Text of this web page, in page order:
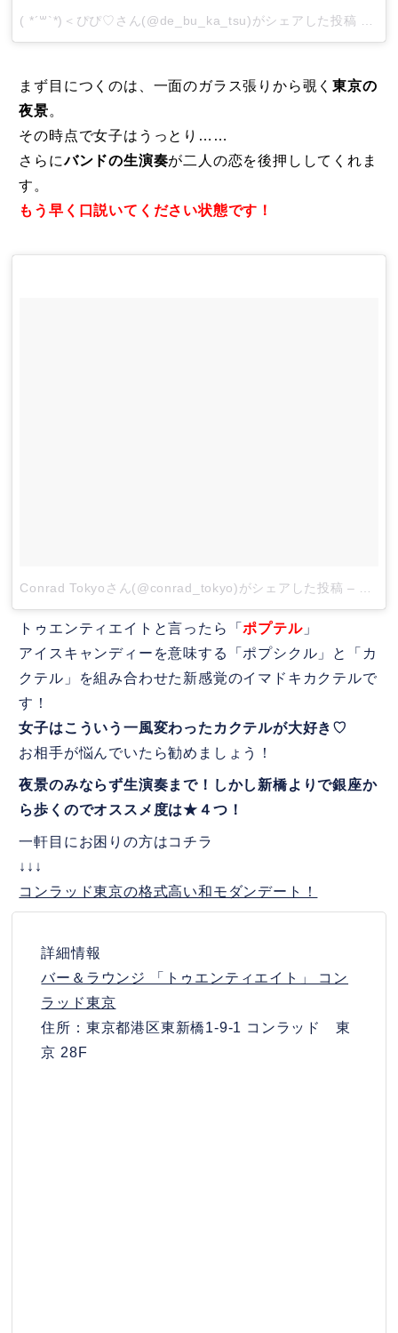
( *´꒳`*)＜ぴぴ♡さん(@de_bu_ka_tsu)がシェアした投稿
まず目につくのは、一面のガラス張りから覗く東京の
夜景。
その時点で女子はうっとり……
さらにバンドの生演奏が二人の恋を後押ししてくれま
す。
もう早く口説いてください状態です！
Conrad Tokyoさん(@conrad_tokyo)がシェアした投稿 –
トゥエンティエイトと言ったら「ポプテル」
アイスキャンディーを意味する「ポプシクル」と「カ
クテル」を組み合わせた新感覚のイマドキカクテルで
す！
女子はこういう一風変わったカクテルが大好き♡
お相手が悩んでいたら勧めましょう！
夜景のみならず生演奏まで！しかし新橋よりで銀座か
ら歩くのでオススメ度は★４つ！
一軒目にお困りの方はコチラ
↓↓↓
コンラッド東京の格式高い和モダンデート！
詳細情報
バー＆ラウンジ 「トゥエンティエイト」 コン
ラッド東京
住所：東京都港区東新橋1-9-1 コンラッド 東
京 28F